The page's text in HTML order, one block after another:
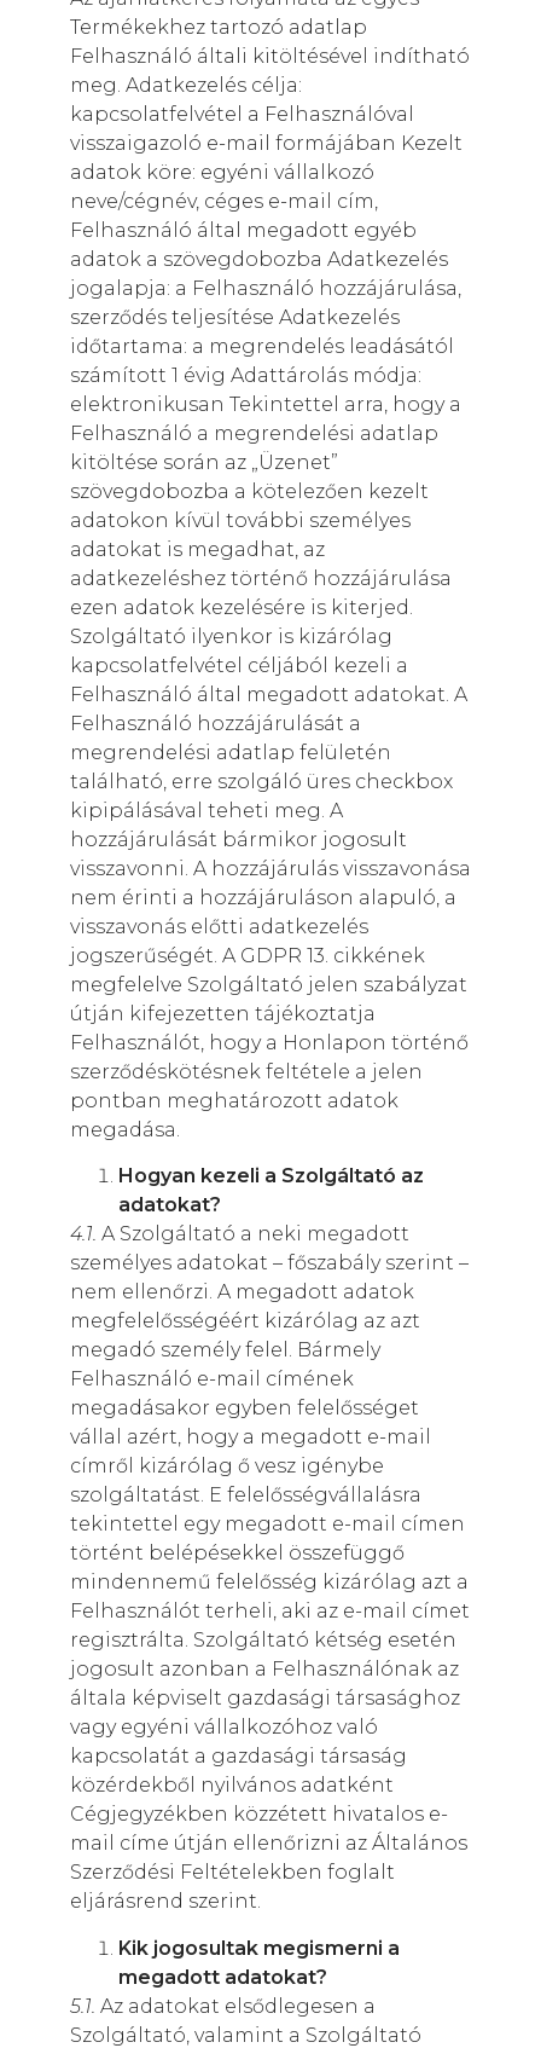
Termékekhez tartozó adatlap
Felhasználó általi kitöltésével indítható
meg. Adatkezelés célja:
kapcsolatfelvétel a Felhasználóval
visszaigazoló e-mail formájában Kezelt
adatok köre: egyéni vállalkozó
neve/cégnév, céges e-mail cím,
Felhasználó által megadott egyéb
adatok a szövegdobozba Adatkezelés
jogalapja: a Felhasználó hozzájárulása,
szerződés teljesítése Adatkezelés
időtartama: a megrendelés leadásától
számított 1 évig Adattárolás módja:
elektronikusan Tekintettel arra, hogy a
Felhasználó a megrendelési adatlap
kitöltése során az „Üzenet”
szövegdobozba a kötelezően kezelt
adatokon kívül további személyes
adatokat is megadhat, az
adatkezeléshez történő hozzájárulása
ezen adatok kezelésére is kiterjed.
Szolgáltató ilyenkor is kizárólag
kapcsolatfelvétel céljából kezeli a
Felhasználó által megadott adatokat. A
Felhasználó hozzájárulását a
megrendelési adatlap felületén
található, erre szolgáló üres checkbox
kipipálásával teheti meg. A
hozzájárulását bármikor jogosult
visszavonni. A hozzájárulás visszavonása
nem érinti a hozzájáruláson alapuló, a
visszavonás előtti adatkezelés
jogszerűségét. A GDPR 13. cikkének
megfelelve Szolgáltató jelen szabályzat
útján kifejezetten tájékoztatja
Felhasználót, hogy a Honlapon történő
szerződéskötésnek feltétele a jelen
pontban meghatározott adatok
megadása.
Hogyan kezeli a Szolgáltató az
adatokat?
4.1. A Szolgáltató a neki megadott
személyes adatokat – főszabály szerint –
nem ellenőrzi. A megadott adatok
megfelelősségéért kizárólag az azt
megadó személy felel. Bármely
Felhasználó e-mail címének
megadásakor egyben felelősséget
vállal azért, hogy a megadott e-mail
címről kizárólag ő vesz igénybe
szolgáltatást. E felelősségvállalásra
tekintettel egy megadott e-mail címen
történt belépésekkel összefüggő
mindennemű felelősség kizárólag azt a
Felhasználót terheli, aki az e-mail címet
regisztrálta. Szolgáltató kétség esetén
jogosult azonban a Felhasználónak az
általa képviselt gazdasági társasághoz
vagy egyéni vállalkozóhoz való
kapcsolatát a gazdasági társaság
közérdekből nyilvános adatként
Cégjegyzékben közzétett hivatalos e-
mail címe útján ellenőrizni az Általános
Szerződési Feltételekben foglalt
eljárásrend szerint.
Kik jogosultak megismerni a
megadott adatokat?
5.1. Az adatokat elsődlegesen a
Szolgáltató, valamint a Szolgáltató